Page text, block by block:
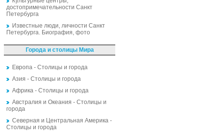
достопримечательности Санкт
Петербурга
Известные люди, личности Санкт
Петербурга. Биография, фото
Города и столицы Мира
Европа - Столицы и города
Азия - Столицы и города
Африка - Столицы и города
Австралия и Океания - Столицы и
города
Северная и Центральная Америка -
Столицы и города